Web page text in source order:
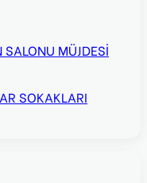
MÜJDESİ
SOKAKLARI